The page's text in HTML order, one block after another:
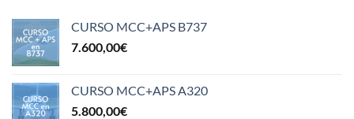
CURSO MCC+APS B737
7.600,00€
CURSO MCC+APS A320
5.800,00€